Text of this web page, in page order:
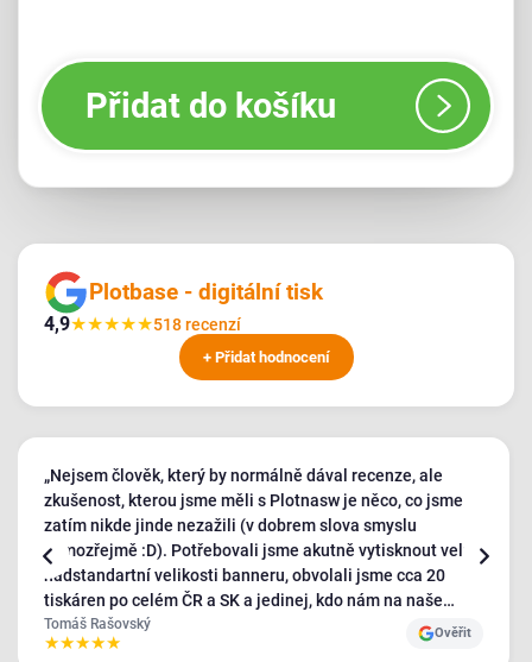
Přidat do košíku
Plotbase - digitální tisk
4,9★★★★★518 recenzí
+ Přidat hodnocení
„Nejsem člověk, který by normálně dával recenze, ale
zkušenost, kterou jsme měli s Plotnasw je něco, co jsme
zatím nikde jinde nezažili (v dobrem slova smyslu
samozřejmě :D). Potřebovali jsme akutně vytisknout velmi
nadstandartní velikosti banneru, obvolali jsme cca 20
tiskáren po celém ČR a SK a jedinej, kdo nám na naše
požadavky kývl byl Plotbase - a ještě s velmi pozitivním
přístupem, ostatní byli relativně nepříjemní a neochotní.
Tomáš Rašovský
★★★★★ Ověřit